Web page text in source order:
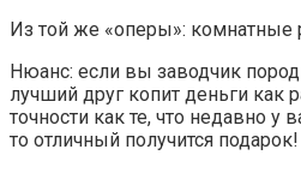
Из той же «оперы»: комнатные
Нюанс: если вы заводчик
лучший друг копит деньги как
точности как те, что недавно
то отличный получится подарок!